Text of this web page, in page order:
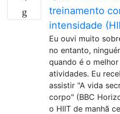
treinamento
intensidade
Eu ouvi muito
no entanto,
quando é o
atividades. Eu
assistir "A vida
corpo" (BBC
o HIIT de manhã